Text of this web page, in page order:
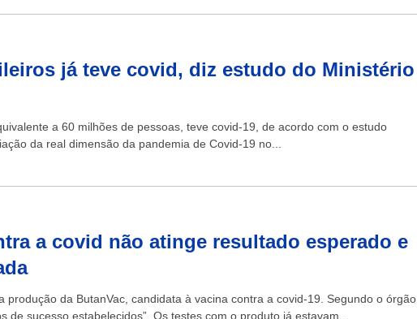
já teve covid, diz estudo do Ministério
a 60 milhões de pessoas, teve covid-19, de acordo com o estudo
da real dimensão da pandemia de Covid-19 no...
a covid não atinge resultado esperado e
da ButanVac, candidata à vacina contra a covid-19. Segundo o órgão,
de sucesso estabelecidos”. Os testes com o produto já estavam...